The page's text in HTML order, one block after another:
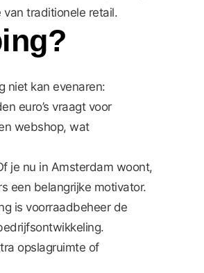
traditionele retail.
niet kan evenaren:
euro’s vraagt voor
webshop, wat
je nu in Amsterdam woont,
een belangrijke motivator.
is voorraadbeheer de
opslagruimte of